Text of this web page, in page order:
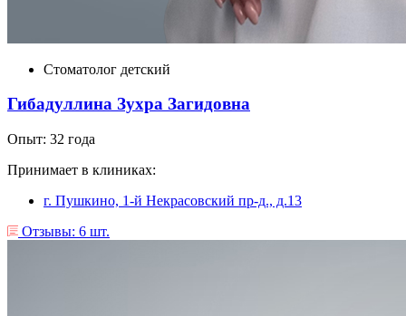
Стоматолог детский
Гибадуллина Зухра Загидовна
Опыт: 32 года
Принимает в клиниках:
г. Пушкино, 1-й Некрасовский пр-д., д.13
Отзывы: 6 шт.